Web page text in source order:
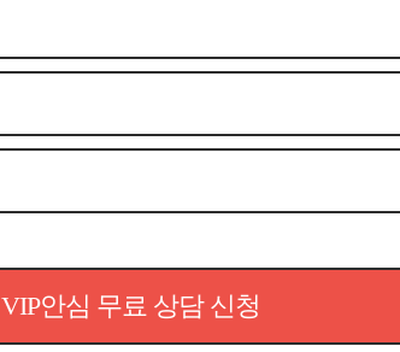
VIP안심 무료 상담 신청